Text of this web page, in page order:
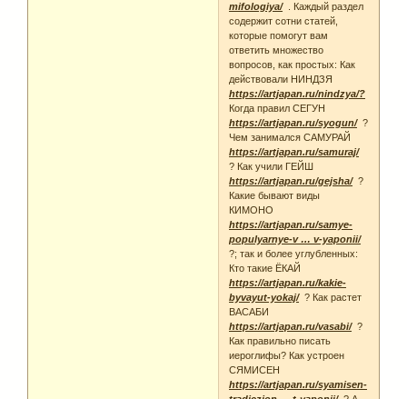
mifologiya/. Каждый раздел
содержит сотни статей,
которые помогут вам
ответить множество
вопросов, как простых: Как
действовали НИНДЗЯ
https://artjapan.ru/nindzya/?
Когда правил СЕГУН
https://artjapan.ru/syogun/?
Чем занимался САМУРАЙ
https://artjapan.ru/samuraj/
? Как учили ГЕЙШ
https://artjapan.ru/gejsha/?
Какие бывают виды
КИМОНО
https://artjapan.ru/samye-
populyarnye-v … v-yaponii/
?; так и более углубленных:
Кто такие ЁКАЙ
https://artjapan.ru/kakie-
byvayut-yokaj/? Как растет
ВАСАБИ
https://artjapan.ru/vasabi/?
Как правильно писать
иероглифы? Как устроен
СЯМИСЕН
https://artjapan.ru/syamisen-